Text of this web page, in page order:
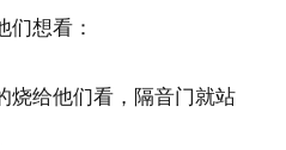
们想看：
烧给他们看，隔音门就站